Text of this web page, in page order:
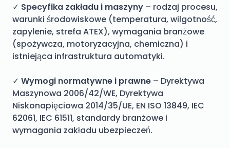
✓ Specyfika zakładu i maszyny – rodzaj procesu,
warunki środowiskowe (temperatura, wilgotność,
zapylenie, strefa ATEX), wymagania branżowe
(spożywcza, motoryzacyjna, chemiczna) i
istniejąca infrastruktura automatyki.
✓ Wymogi normatywne i prawne – Dyrektywa
Maszynowa 2006/42/WE, Dyrektywa
Niskonapięciowa 2014/35/UE, EN ISO 13849, IEC
62061, IEC 61511, standardy branżowe i
wymagania zakładu ubezpieczeń.